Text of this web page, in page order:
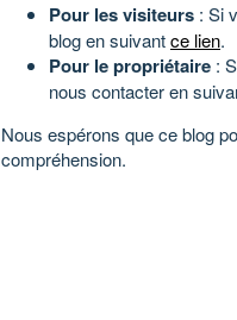
Pour les visiteurs : Si
blog en suivantce lien.
Pour le propriétaire :
nous contacter en
Nous espérons que ce blog
compréhension.